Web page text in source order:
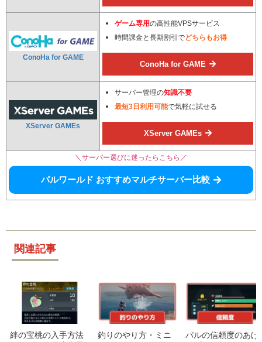
ConoHa for GAME
ゲーム専用の高性能VPSサービス
時間課金と長期割引でどちらもお得
ConoHa for GAME
XServer GAMEs
サーバー管理の知識不要
最短3日利用可能で気軽に試せる
XServer GAMEs
＼サーバー選びに迷ったらこちら／
パルワールド おすすめマルチサーバー比較
関連記事
絆の宝桃の入手方法
釣りのやり方・ミニ
パルの信頼度のあげ